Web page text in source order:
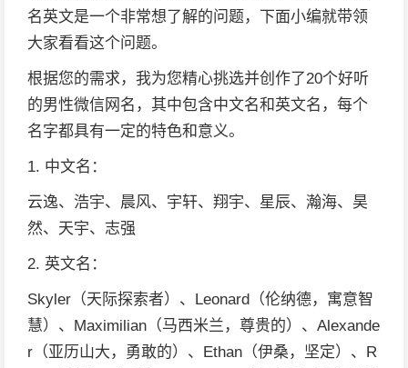
名英文是一个非常想了解的问题，下面小编就带领
大家看看这个问题。
根据您的需求，我为您精心挑选并创作了20个好听
的男性微信网名，其中包含中文名和英文名，每个
名字都具有一定的特色和意义。
1. 中文名：
云逸、浩宇、晨风、宇轩、翔宇、星辰、瀚海、昊
然、天宇、志强
2. 英文名：
Skyler（天际探索者）、Leonard（伦纳德，寓意智
慧）、Maximilian（马西米兰，尊贵的）、Alexande
r（亚历山大，勇敢的）、Ethan（伊桑，坚定）、R